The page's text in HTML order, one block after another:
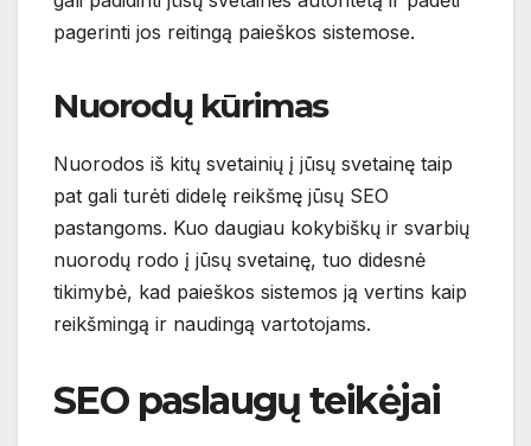
pagerinti jos reitingą paieškos sistemose.
Nuorodų kūrimas
Nuorodos iš kitų svetainių į jūsų svetainę taip
pat gali turėti didelę reikšmę jūsų SEO
pastangoms. Kuo daugiau kokybiškų ir svarbių
nuorodų rodo į jūsų svetainę, tuo didesnė
tikimybė, kad paieškos sistemos ją vertins kaip
reikšmingą ir naudingą vartotojams.
SEO paslaugų teikėjai